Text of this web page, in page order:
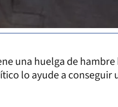
una huelga de hambre
lo ayude a conseguir